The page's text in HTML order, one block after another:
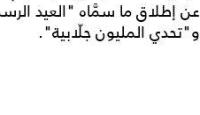
عن إطلاق ما سمَّاه "العيد
و"تحدي المليون جلّابية".